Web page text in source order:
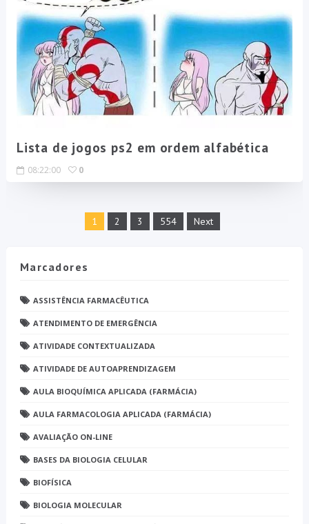
Lista de jogos ps2 em ordem alfabética
08:22:00 0
1 2 3 554 Next
Marcadores
ASSISTÊNCIA FARMACÊUTICA
ATENDIMENTO DE EMERGÊNCIA
ATIVIDADE CONTEXTUALIZADA
ATIVIDADE DE AUTOAPRENDIZAGEM
AULA BIOQUÍMICA APLICADA (FARMÁCIA)
AULA FARMACOLOGIA APLICADA (FARMÁCIA)
AVALIAÇÃO ON-LINE
BASES DA BIOLOGIA CELULAR
BIOFÍSICA
BIOLOGIA MOLECULAR